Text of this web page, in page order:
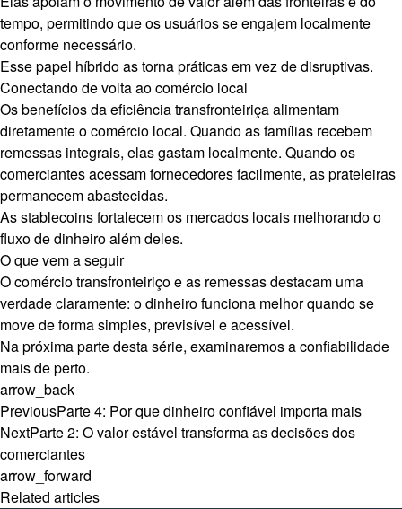
tempo, permitindo que os usuários se engajem localmente
conforme necessário.
Esse papel híbrido as torna práticas em vez de disruptivas.
Conectando de volta ao comércio local
Os benefícios da eficiência transfronteiriça alimentam
diretamente o comércio local. Quando as famílias recebem
remessas integrais, elas gastam localmente. Quando os
comerciantes acessam fornecedores facilmente, as prateleiras
permanecem abastecidas.
As stablecoins fortalecem os mercados locais melhorando o
fluxo de dinheiro além deles.
O que vem a seguir
O comércio transfronteiriço e as remessas destacam uma
verdade claramente: o dinheiro funciona melhor quando se
move de forma simples, previsível e acessível.
Na próxima parte desta série, examinaremos a confiabilidade
mais de perto.
arrow_back
PreviousParte 4: Por que dinheiro confiável importa mais
NextParte 2: O valor estável transforma as decisões dos
comerciantes
arrow_forward
Related articles